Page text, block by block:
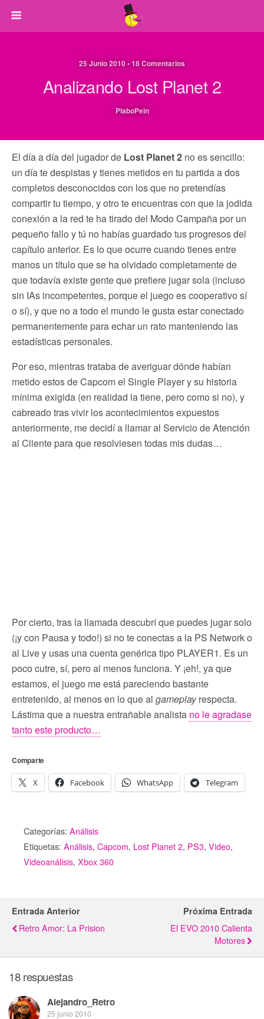
25 Junio 2010 • 18 Comentarios
Analizando Lost Planet 2
PlaboPein
El día a día del jugador de Lost Planet 2 no es sencillo:
un día te despistas y tienes metidos en tu partida a dos
completos desconocidos con los que no pretendías
compartir tu tiempo, y otro te encuentras con que la jodida
conexión a la red te ha tirado del Modo Campaña por un
pequeño fallo y tú no habías guardado tus progresos del
capítulo anterior. Es lo que ocurre cuando tienes entre
manos un título que se ha olvidado completamente de
que todavía existe gente que prefiere jugar sola (incluso
sin IAs incompetentes, porque el juego es cooperativo sí
o sí), y que no a todo el mundo le gusta estar conectado
permanentemente para echar un rato manteniendo las
estadísticas personales.
Por eso, mientras trataba de averiguar dónde habían
metido estos de Capcom el Single Player y su historia
mínima exigida (en realidad la tiene, pero como si no), y
cabreado tras vivir los acontecimientos expuestos
anteriormente, me decidí a llamar al Servicio de Atención
al Cliente para que resolviesen todas mis dudas…
Por cierto, tras la llamada descubrí que puedes jugar solo
(¡y con Pausa y todo!) si no te conectas a la PS Network o
al Live y usas una cuenta genérica tipo PLAYER1. Es un
poco cutre, sí, pero al menos funciona. Y ¡eh!, ya que
estamos, el juego me está pareciendo bastante
entretenido, al menos en lo que al gameplayrespecta.
Lástima que a nuestra entrañable analista no le agradase
tanto este producto…
Comparte
X Facebook WhatsApp Telegram
Categorías: Análisis
Etiquetas: Análisis, Capcom, Lost Planet 2, PS3, Video,
Videoanálisis, Xbox 360
Entrada Anterior
Retro Amor: La Prision
Próxima Entrada
El EVO 2010 Calienta
Motores
18 respuestas
Alejandro_Retro
25 junio 2010